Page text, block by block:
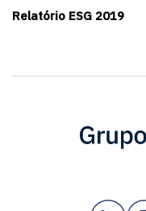
Relatório ESG 2019